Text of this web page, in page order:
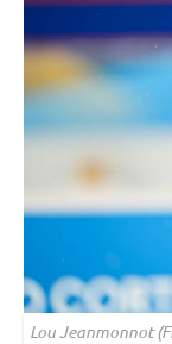
Lou Jeanmonnot